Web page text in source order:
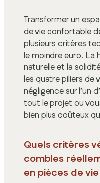
Transformer un
de vie confortable
plusieurs critères
le moindre euro. La
naturelle et la
les quatre piliers de
négligence sur l’un
tout le projet ou
bien plus coûteux
Quels critères
combles
en pièces de vie